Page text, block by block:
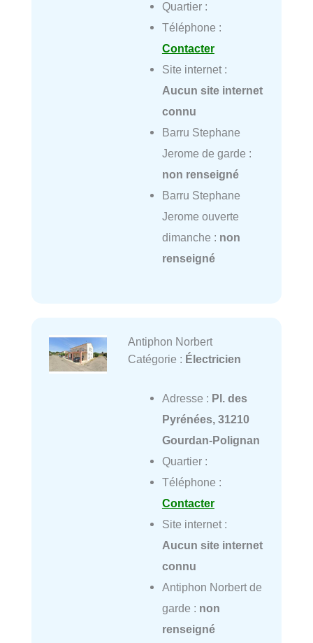
Quartier :
Téléphone :
Contacter
Site internet :
Aucun site internet
connu
Barru Stephane
Jerome de garde :
non renseigné
Barru Stephane
Jerome ouverte
dimanche : non
renseigné
Antiphon Norbert
Catégorie : Électricien
Adresse : Pl. des
Pyrénées, 31210
Gourdan-Polignan
Quartier :
Téléphone :
Contacter
Site internet :
Aucun site internet
connu
Antiphon Norbert de
garde : non
renseigné